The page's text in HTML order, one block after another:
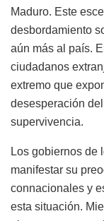
Maduro. Este
desbordamiento
aún más al país.
ciudadanos
extremo que
desesperación
supervivencia.
Los gobiernos de
manifestar su
connacionales y
esta situación.